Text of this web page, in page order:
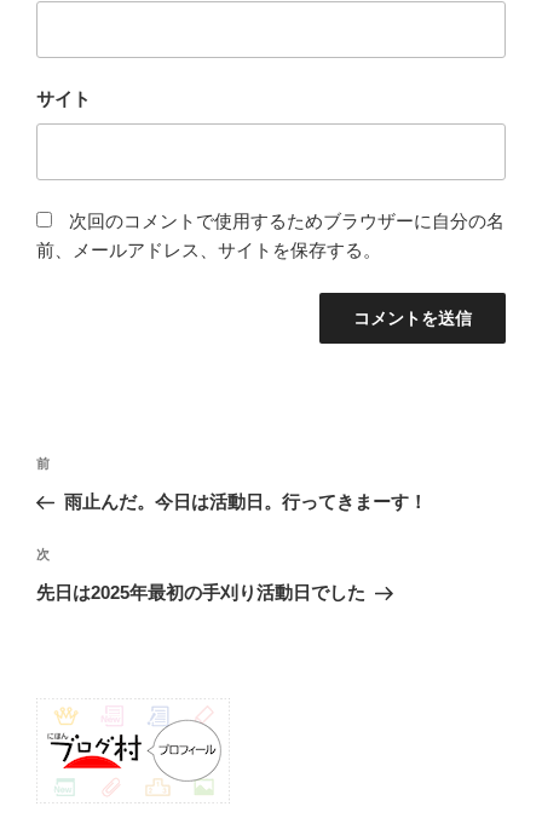
サイト
次回のコメントで使用するためブラウザーに自分の名
前、メールアドレス、サイトを保存する。
投
ナ
ビ
ゲ
ン
前
の
稿
前
雨止んだ。今日は活動日。行ってきまーす！
次
の
次
先日は2025年最初の手刈り活動日でした